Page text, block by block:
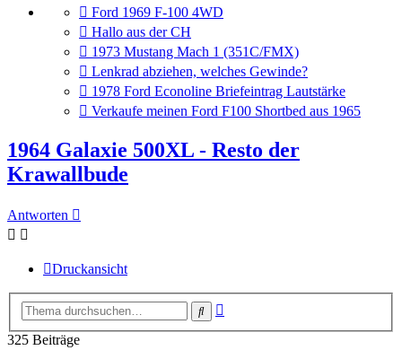
Gehe
zum
letzten
Beitrag
Ford 1969 F-100 4WD
Gehe
zum
letzten
Beitrag
Hallo aus der CH
Gehe
zum
letzten
Beitrag
1973 Mustang Mach 1 (351C/FMX)
Gehe
zum
letzten
Beitrag
Lenkrad abziehen, welches Gewinde?
Gehe
zum
letzten
1978 Ford Econoline Briefeintrag Lautstärke
Gehe
letzten
Beitrag
Verkaufe meinen Ford F100 Shortbed aus 1965
1964 Galaxie 500XL - Resto der
Krawallbude
Antworten
Druckansicht
Suche
325 Beiträge